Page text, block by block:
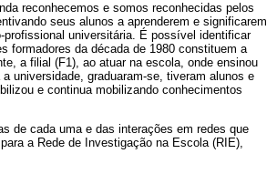
reconhecemos e somos reconhecidas pelos
seus alunos a aprenderem e significarem
universitária. É possível identificar
formadores da década de 1980 constituem a
a filial (F1), ao atuar na escola, onde ensinou
universidade, graduaram-se, tiveram alunos e
e continua mobilizando conhecimentos
de cada uma e das interações em redes que
a Rede de Investigação na Escola (RIE),